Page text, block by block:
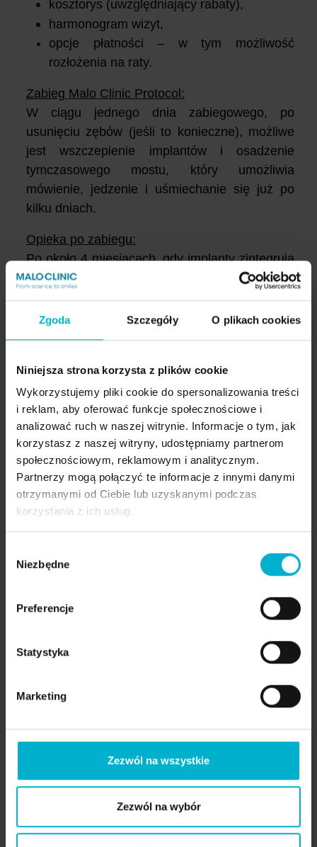
Zgoda Szczegóły O plikach cookies
Niniejsza strona korzysta z plików cookie
Wykorzystujemy pliki cookie do spersonalizowania treści
i reklam, aby oferować funkcje społecznościowe i
analizować ruch w naszej witrynie. Informacje o tym, jak
korzystasz z naszej witryny, udostępniamy partnerom
społecznościowym, reklamowym i analitycznym.
Partnerzy mogą połączyć te informacje z innymi danymi
otrzymanymi od Ciebie lub uzyskanymi podczas
korzystania z ich usług.
zgody
Niezbędne
Preferencje
Statystyka
Marketing
Zezwól na wszystkie
Zezwól na wybór
kosztorys (uwzględniający rabaty),
harmonogram wizyt,
opcje płatności – w tym możliwość
rozłożenia na raty.
Zabieg Malo Clinic Protocol:
W ciągu jednego dnia zabiegowego, po
usunięciu zębów (jeśli to konieczne), możliwe
jest wszczepienie implantów i osadzenie
tymczasowego mostu, który umożliwia
mówienie, jedzenie i uśmiechanie się już po
kilku dniach.
Opieka po zabiegu:
Po około 4 miesiącach, gdy implanty zintegrują
się z kością, wykonywana jest ostateczna
indywidualnie dopasowana do pacjenta. W
miesięcy u naszych wykwalifikowanych
higienistek.
To nie tylko kwestia estetyki – to profilaktyka
zapalenia tkanek okołowszczepowych
(periimplantitis) i utrzymania stabilności
zarówno implantów, jak i całej konstrukcji
protetycznej. Pacjenci, którzy przestrzegają